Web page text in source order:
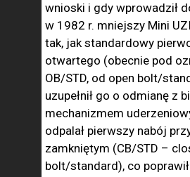
wnioski i gdy wprowadził
w 1982 r. mniejszy Mini
tak, jak standardowy
otwartego (obecnie pod
OB/STD, od open bolt/
uzupełnił go o odmianę z
mechanizmem
odpalał pierwszy nabój
zamkniętym (CB/STD –
bolt/standard), co